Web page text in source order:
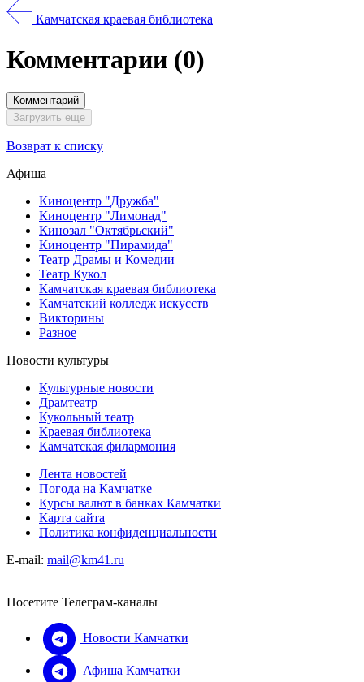
Камчатская краевая библиотека
Комментарии (0)
Комментарий
Загрузить еще
Возврат к списку
Афиша
Киноцентр "Дружба"
Киноцентр "Лимонад"
Кинозал "Октябрьский"
Киноцентр "Пирамида"
Театр Драмы и Комедии
Театр Кукол
Камчатская краевая библиотека
Камчатский колледж искусств
Викторины
Разное
Новости культуры
Культурные новости
Драмтеатр
Кукольный театр
Краевая библиотека
Камчатская филармония
Лента новостей
Погода на Камчатке
Курсы валют в банках Камчатки
Карта сайта
Политика конфиденциальности
E-mail: mail@km41.ru
Посетите Телеграм-каналы
Новости Камчатки
Афиша Камчатки